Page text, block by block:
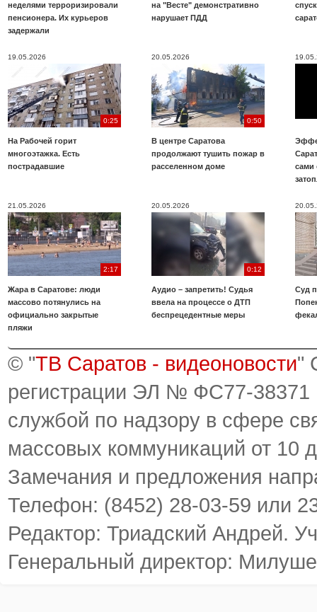
неделями терроризировали
пенсионера. Их курьеров
задержали
на "Весте" демонстративно
нарушает ПДД
19.05.2026
0:25
На Рабочей горит
многоэтажка. Есть
пострадавшие
20.05.2026
0:50
В центре Саратова
продолжают тушить пожар в
расселенном доме
сами
21.05.2026
2:17
Жара в Саратове: люди
массово потянулись на
официально закрытые
пляжи
20.05.2026
0:12
Аудио – запретить! Судья
ввела на процессе о ДТП
беспрецедентные меры
Суд
© "ТВ Саратов - видеоновости"
регистрации ЭЛ № ФС77-38371
службой по надзору в сфере
массовых коммуникаций от 10
Замечания и предложения
Телефон: (8452) 28-03-59 или
Редактор: Триадский Андрей.
Генеральный директор: